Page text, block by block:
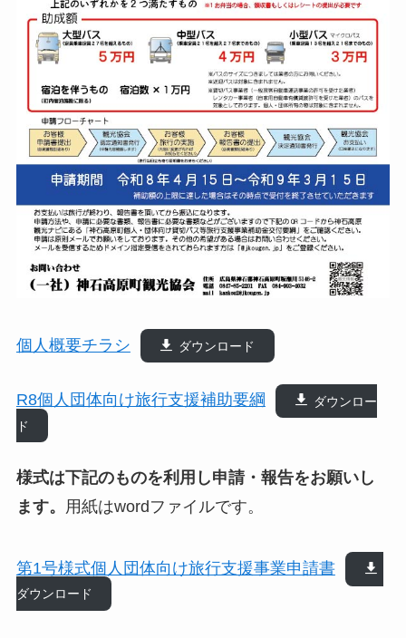
個人概要チラシ ダウンロード
R8個人団体向け旅行支援補助要綱
ダウンロー
ド
様式は下記のものを利用し申請・報告をお願いし
ます。 用紙はwordファイルです。
第1号様式個人団体向け旅行支援事業申請書
ダウンロード